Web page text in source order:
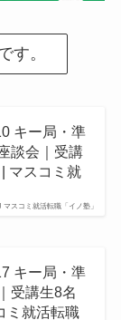
す。
マスコミ就活転職「イノ塾」
キー局・準
談会｜受講
マスコミ就
キー局・準
受講生8名
ミ就活転職